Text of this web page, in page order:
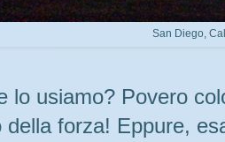
San Diego,
lo usiamo? Povero
della forza! Eppure,